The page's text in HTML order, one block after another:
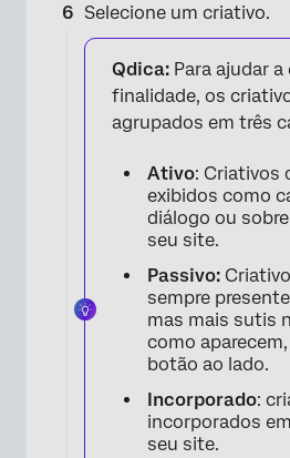
Selecione um criativo.
Qdica: Para ajudar
finalidade, os
agrupados em três
Ativo: Criativos
exibidos como
diálogo ou
seu site.
Passivo:
sempre
mas mais sutis
como
botão ao lado.
Incorporado:
incorporados
seu site.